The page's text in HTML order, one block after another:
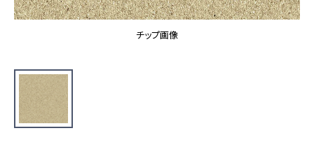
大阪ショールーム
仙台ショールーム
札幌ショールーム
お客様サポート トップ
動画一覧
お手入れ便利帳
お役立ち資料
お問い合わせ（一般のお客様）
非住宅案件に関するお問い合わせ
チップ画像